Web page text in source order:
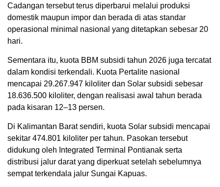
Cadangan tersebut terus diperbarui melalui produksi
domestik maupun impor dan berada di atas standar
operasional minimal nasional yang ditetapkan sebesar 20
hari.
Sementara itu, kuota BBM subsidi tahun 2026 juga tercatat
dalam kondisi terkendali. Kuota Pertalite nasional
mencapai 29.267.947 kiloliter dan Solar subsidi sebesar
18.636.500 kiloliter, dengan realisasi awal tahun berada
pada kisaran 12–13 persen.
Di Kalimantan Barat sendiri, kuota Solar subsidi mencapai
sekitar 474.801 kiloliter per tahun. Pasokan tersebut
didukung oleh Integrated Terminal Pontianak serta
distribusi jalur darat yang diperkuat setelah sebelumnya
sempat terkendala jalur Sungai Kapuas.